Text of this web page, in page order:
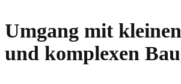
Umgang mit
und komplexen